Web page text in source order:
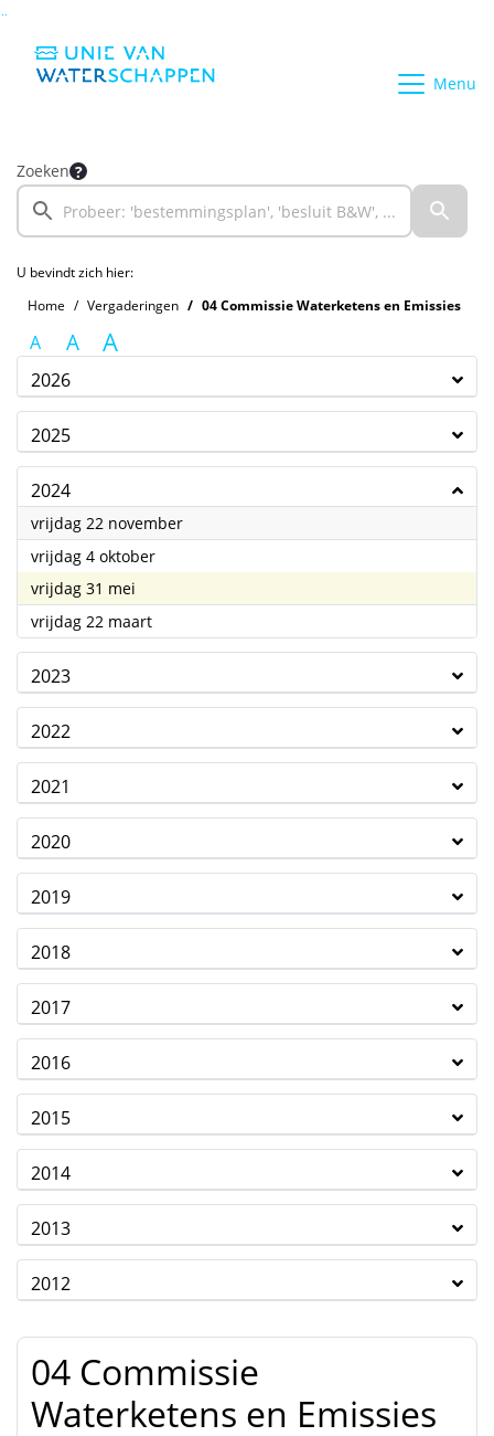
Menu
Zoeken
U bevindt zich hier:
Home
Vergaderingen 04 Commissie Waterketens en Emissies
A A A
2026
2025
2024
vrijdag 22 november2024
vrijdag 4 oktober2024
vrijdag 31 mei
vrijdag 22 maart2024
2023
2022
2021
2020
2019
2018
2017
2016
2015
2014
2013
2012
04 Commissie
Waterketens en Emissies